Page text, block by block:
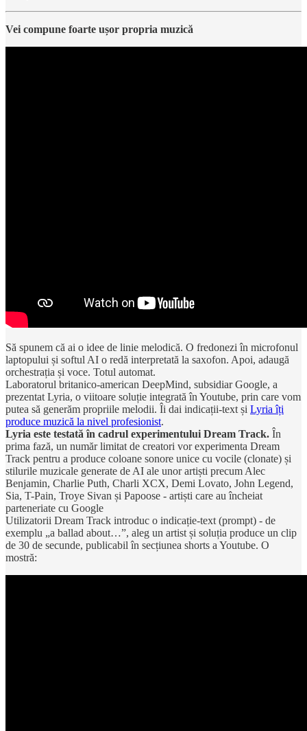
Vei compune foarte ușor propria muzică
Să spunem că ai o idee de linie melodică. O fredonezi în microfonul
laptopului și softul AI o redă interpretată la saxofon. Apoi, adaugă
orchestrația și voce. Totul automat.
Laboratorul britanico-american DeepMind, subsidiar Google, a
prezentat Lyria, o viitoare soluție integrată în Youtube, prin care vom
putea să generăm propriile melodii. Îi dai indicații-text și Lyria îți
produce muzică la nivel profesionist.
Lyria este testată în cadrul experimentului Dream Track. În
prima fază, un număr limitat de creatori vor experimenta Dream
Track pentru a produce coloane sonore unice cu vocile (clonate) și
stilurile muzicale generate de AI ale unor artiști precum Alec
Benjamin, Charlie Puth, Charli XCX, Demi Lovato, John Legend,
Sia, T-Pain, Troye Sivan și Papoose - artiști care au încheiat
parteneriate cu Google
Utilizatorii Dream Track introduc o indicație-text (prompt) - de
exemplu „a ballad about…”, aleg un artist și soluția produce un clip
de 30 de secunde, publicabil în secțiunea shorts a Youtube. O
mostră: